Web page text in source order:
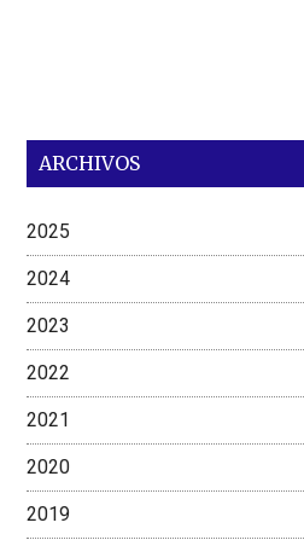
ARCHIVOS
2025
2024
2023
2022
2021
2020
2019